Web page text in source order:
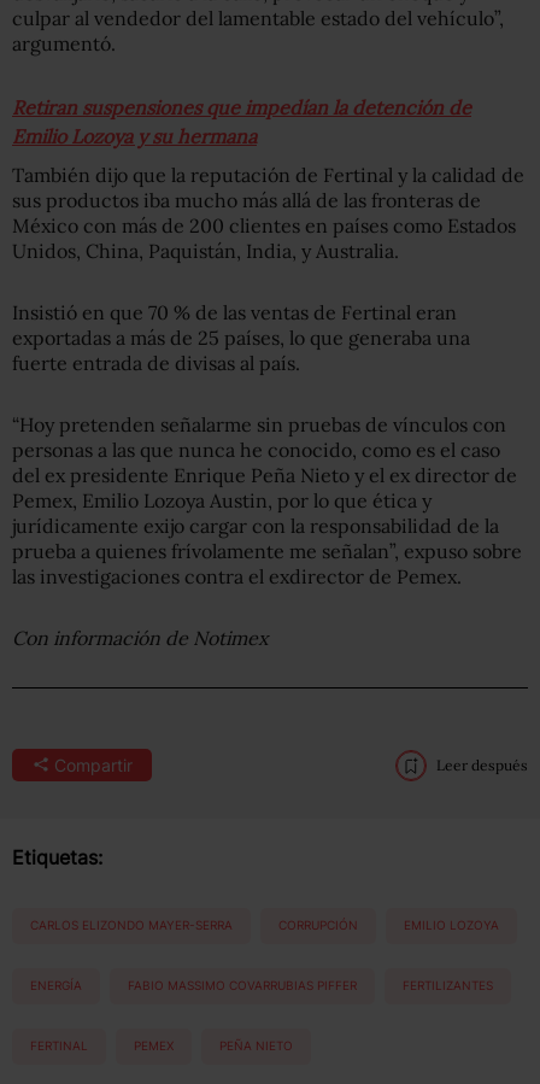
culpar al vendedor del lamentable estado del vehículo”,
argumentó.
Retiran suspensiones que impedían la detención de
Emilio Lozoya y su hermana
También dijo que la reputación de Fertinal y la calidad de
sus productos iba mucho más allá de las fronteras de
México con más de 200 clientes en países como Estados
Unidos, China, Paquistán, India, y Australia.
Insistió en que 70 % de las ventas de Fertinal eran
exportadas a más de 25 países, lo que generaba una
fuerte entrada de divisas al país.
“Hoy pretenden señalarme sin pruebas de vínculos con
personas a las que nunca he conocido, como es el caso
del ex presidente Enrique Peña Nieto y el ex director de
Pemex, Emilio Lozoya Austin, por lo que ética y
jurídicamente exijo cargar con la responsabilidad de la
prueba a quienes frívolamente me señalan”, expuso sobre
las investigaciones contra el exdirector de Pemex.
Con información de Notimex
Compartir Leer después
Etiquetas:
CARLOS ELIZONDO MAYER-SERRA CORRUPCIÓN EMILIO LOZOYA
ENERGÍA FABIO MASSIMO COVARRUBIAS PIFFER FERTILIZANTES
FERTINAL PEMEX PEÑA NIETO